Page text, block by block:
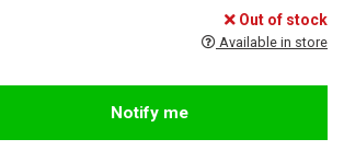
Out of stock
Available in store
Notify me